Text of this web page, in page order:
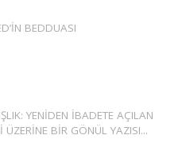
BEDDUASI
YENİDEN İBADETE AÇILAN
ÜZERİNE BİR GÖNÜL YAZISI...